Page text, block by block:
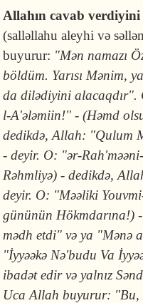
Allahın cavab
(salləllahu aleyhi və
buyurur: "Mən namazı
böldüm. Yarısı Mənim,
da dilədiyini
l-A'ələmiin!" - (Həmd
dedikdə, Allah: "Qulum
- deyir. O: "ər-
Rəhmliyə) - dedikdə,
deyir. O: "Məəliki
gününün Hökmdarına!)
mədh etdi" və ya "Mənə
"İyyəəkə Nə'budu Va
ibadət edir və yalnız
Uca Allah buyurur: "Bu,